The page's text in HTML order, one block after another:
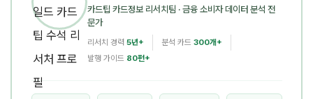
카드팁 카드정보 리서치팀 · 금융 소비자 데이터 분석 전
문가
리서치 경력 5년+ 분석 카드 300개+
발행 가이드 80편+